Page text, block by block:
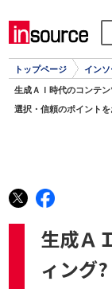
トップページ イン
生成ＡＩ時代のコンテ
選択・信頼のポイントを
生成Ａ
ィング